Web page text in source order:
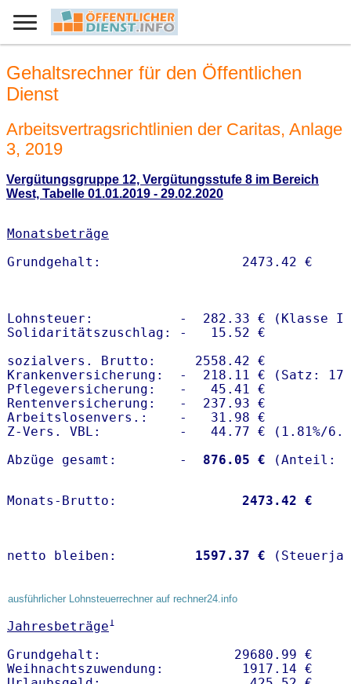
Gehaltsrechner für den Öffentlichen
Dienst
Arbeitsvertragsrichtlinien der Caritas, Anlage
3, 2019
Vergütungsgruppe 12, Vergütungsstufe 8 im Bereich
West, Tabelle 01.01.2019 - 29.02.2020
Monatsbeträge
Lohnsteuer:           -  282.33 € (Klasse I)
Solidaritätszuschlag: -   15.52 €
sozialvers. Brutto:     2558.42 €
Krankenversicherung:  -  218.11 € (Satz:
Pflegeversicherung:   -   45.41 €
Rentenversicherung:   -  237.93 €
Arbeitslosenvers.:    -   31.98 €
Z-Vers. VBL:          -   44.77 € ( 1.81%/
Abzüge gesamt:        -
  876.05 €
Monats-Brutto: 2473.42 €
netto bleiben: 1597.37 €
ausführlicher Lohnsteuerrechner auf rechner24.info
Jahresbeträge1
Grundgehalt:                 29680.99 €
Weihnachtszuwendung:          1917.14 €